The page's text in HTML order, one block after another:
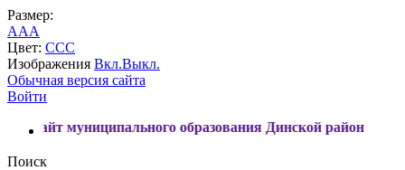
Размер:
AAA
Цвет: CCC
Изображения Вкл.Выкл.
Обычная версия сайта
Войти
образования Динской район
Поиск